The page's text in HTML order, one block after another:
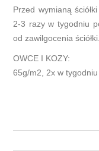
Przed wymianą
2-3 razy w tygodniu
od zawilgocenia ściółki.
OWCE I KOZY:
65g/m2, 2x w tygodniu